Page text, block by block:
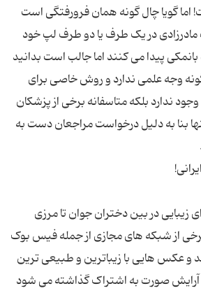
گویا چال گونه همان فرورفتگی است
مادرزادی در یک طرف یا دو طرف لپ خود
بانمکی پیدا می کنند اما جالب است بدانید
وجه علمی ندارد و روش خاصی برای
ندارد بلکه متاسفانه برخی از پزشکان
بنا به دلیل درخواست مراجعان دست به
زیبایی در بین دختران جوان تا مرزی
از شبکه های مجازی از جمله فیس بوک
و عکس هایی با زیباترین و طبیعی ترین
صورت به اشتراک گذاشته می شود